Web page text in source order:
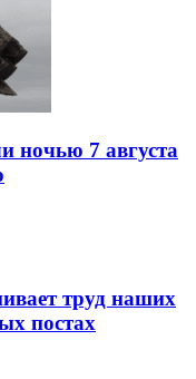
ночью 7 августа
труд наших
постах